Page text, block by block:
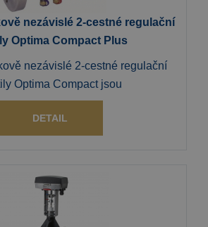
nezávislé 2-cestné regulační
Optima Compact Plus
nezávislé 2-cestné regulační
Optima Compact jsou
DETAIL